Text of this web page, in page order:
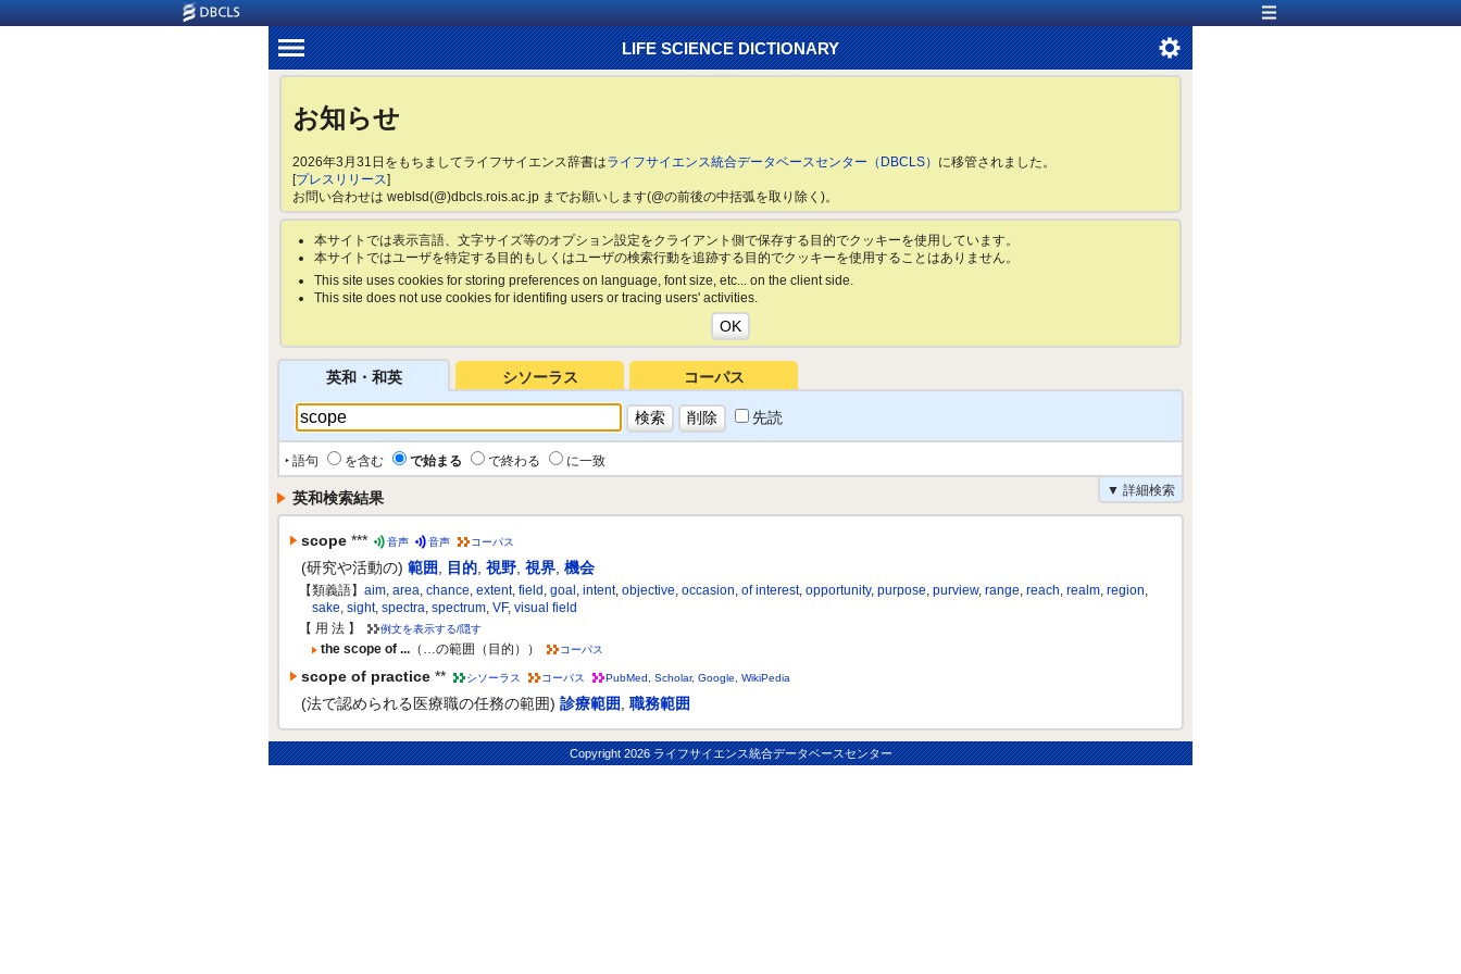
LIFE SCIENCE DICTIONARY
お知らせ
2026年3月31日をもちましてライフサイエンス辞書はライフサイエンス統合データベースセンター（DBCLS） に移管されました。
[プレスリリース]
お問い合わせは weblsd(@)dbcls.rois.ac.jp までお願いします(@の前後の中括弧を取り除く)。
本サイトでは表示言語、文字サイズ等のオプション設定をクライアント側で保存する目的でクッキーを使用しています。
本サイトではユーザを特定する目的もしくはユーザの検索行動を追跡する目的でクッキーを使用することはありません。
This site uses cookies for storing preferences on language, font size, etc... on the client side.
This site does not use cookies for identifing users or tracing users' activities.
英和・和英 シソーラス コーパス
先読
‣ 語句 を含む で始まる で終わる
に一致
▼ 詳細検索
英和検索結果
scope *** 音声 音声 コーパス
(研究や活動の) 範囲 目的 視野 視界 機会
【類義語】 aim, area, chance, extent, field , goal , intent, objective, occasion, of interest, opportunity, purpose, purview, range, reach, realm, region,
sake, sight, spectra, spectrum, VF, visual field
【 用 法 】
例文を表示する/隠す
the scope of ... （…の範囲（目的）） コーパス
scope of practice ** シソーラス コーパス PubMed Scholar, Google WikiPedia
(法で認められる医療職の任務の範囲) 診療範囲 職務範囲
Copyright2026 ライフサイエンス統合データベースセンター